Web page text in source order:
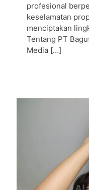
profesional
keselamatan
menciptakan
Tentang PT
Media […]